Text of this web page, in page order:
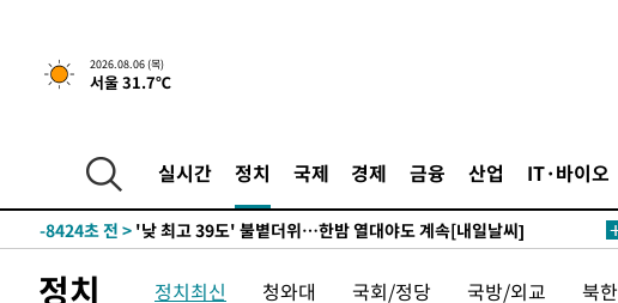
2026.08.06 (목)
서울 31.7℃
실시간 정치 국제 경제 금융 산업 IT·바이오
-25848초 전 >경찰, '홍명보는 2순위' 결론냈던 스포츠윤리센터도 압수수색
-11444초 전 >[속보]합참 "北 발사체는 단거리탄도미사일…감시·경계태세 강
-9622초 전 >
[속보] SKT, 에이닷 서비스 장애 발생…"원인 파악 중"
-9028초 전 >
-8424초 전 > '낮 최고 39도' 불볕더위…한밤 열대야도 계속[내일날씨]
-8045초 전 >
"韓 외환시장 개입 관측 배경엔 美의 대한국 무역적자 있어"
정치 정치최신 청와대 국회/정당 국방/외교 북한